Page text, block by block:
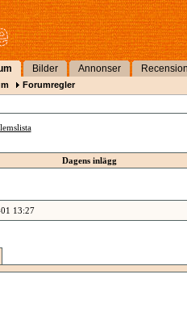
Bilder Annonser
Forumregler
Dagens inlägg
13:27